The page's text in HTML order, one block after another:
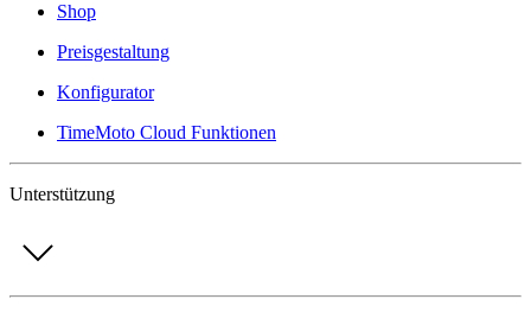
Shop
Preisgestaltung
Konfigurator
TimeMoto Cloud Funktionen
Unterstützung